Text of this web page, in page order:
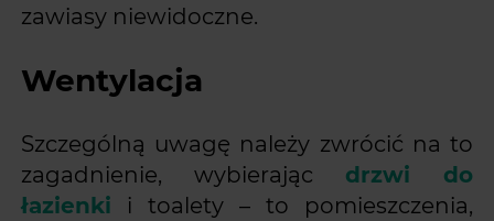
zawiasy niewidoczne.
Wentylacja
Szczególną uwagę należy zwrócić na to
zagadnienie, wybierając drzwi do
łazienki i toalety – to pomieszczenia,